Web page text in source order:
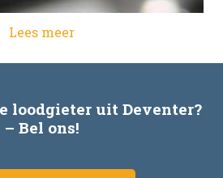
Lees meer
loodgieter uit Deventer?
– Bel ons!